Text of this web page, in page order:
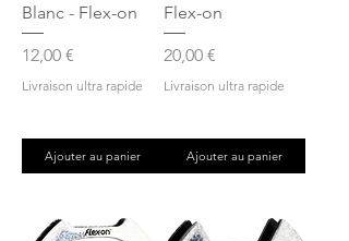
Blanc - Flex-on
Prix
12,00 €
Livraison ultra rapide
Ajouter au panier
Flex-on
Prix
20,00 €
Livraison ultra rapide
Ajouter au panier